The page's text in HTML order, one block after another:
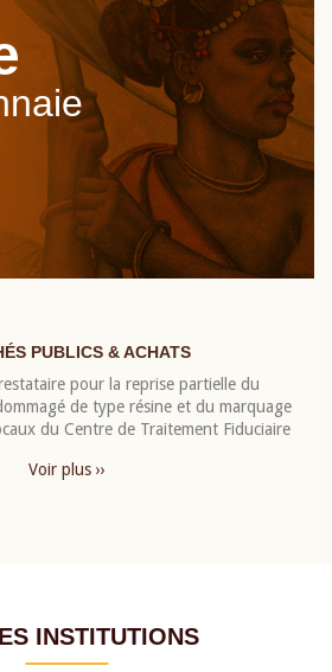
PUBLICS & ACHATS
pour la reprise partielle du
de type résine et du marquage
du Centre de Traitement Fiduciaire
Voir plus ››
INSTITUTIONS